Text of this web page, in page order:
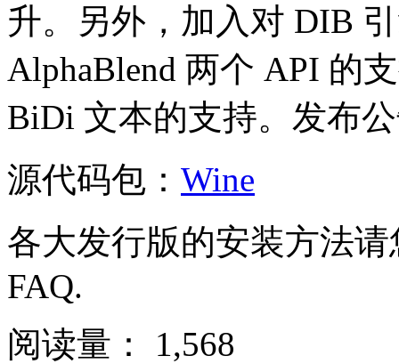
升。另外，加入对 DIB
AlphaBlend 两个 API 的
BiDi 文本的支持。 发布
源代码包： Wine
各大发行版的安装方法
FAQ.
阅读量：
1,568